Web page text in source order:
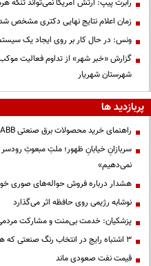
رابرت پیپ: ارتش آمریکا نمی‌تواند تنگه
زمان اعلام نتایج نهایی دکتری مشخص
ونس: در حال کار بر روی ایجاد یک
گزارش «خبر شهر» از تداوم فعالیت
شهرستان شهریار
پربازدید ها
راهنمای خرید محصولات برق صنعتی ABB
سربازانِ خیابانِ ظهور؛ ملتِ مبعوثِ رودسر
نمی‌دهیم»
هشدار درباره فروش حواله‌های صوری
نوشابه رژیمی روی حافظه اثر می‌گذارد
پزشکیان: خدمت بی‌منت و مشارکت
3 اشتباه رایج در انتخاب رنگ صنعتی که هزینه‌اش را سال‌ها می‌پردازید...
قیمت نفت صعودی ماند